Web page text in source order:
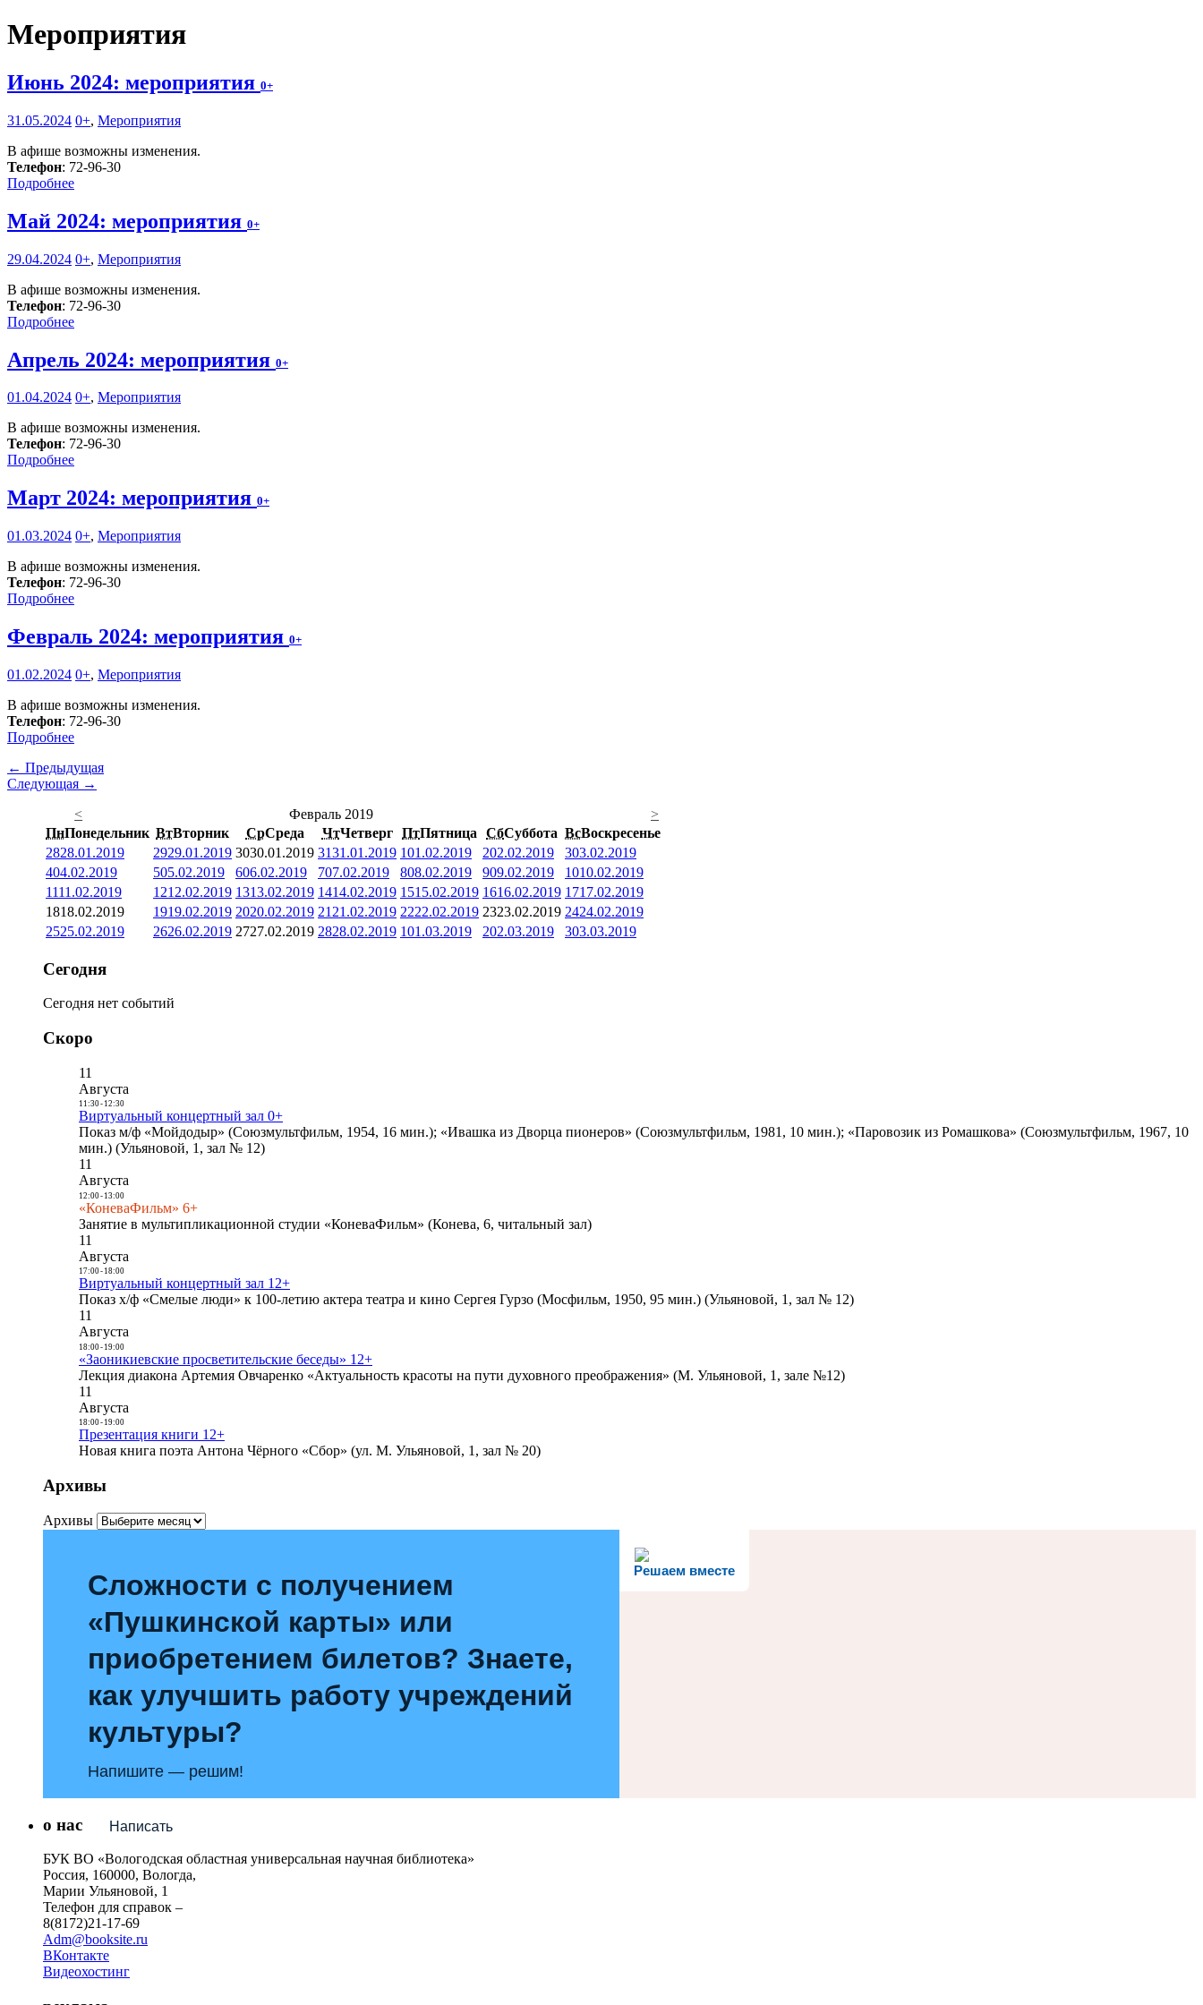
Мероприятия
Июнь 2024: мероприятия 0+
31.05.2024 0+, Мероприятия
В афише возможны изменения.
Телефон: 72-96-30
Подробнее
Май 2024: мероприятия 0+
29.04.2024 0+, Мероприятия
В афише возможны изменения.
Телефон: 72-96-30
Подробнее
Апрель 2024: мероприятия 0+
01.04.2024 0+, Мероприятия
В афише возможны изменения.
Телефон: 72-96-30
Подробнее
Март 2024: мероприятия 0+
01.03.2024 0+, Мероприятия
В афише возможны изменения.
Телефон: 72-96-30
Подробнее
Февраль 2024: мероприятия 0+
01.02.2024 0+, Мероприятия
В афише возможны изменения.
Телефон: 72-96-30
Подробнее
← Предыдущая
Следующая →
<
Февраль 2019
>
ПнПонедельник ВтВторник СрСреда ЧтЧетверг ПтПятница СбСуббота ВсВоскресенье
2828.01.2019 2929.01.2019 3030.01.2019 3131.01.2019 101.02.2019 202.02.2019 303.02.2019
404.02.2019 505.02.2019 606.02.2019 707.02.2019 808.02.2019 909.02.2019 1010.02.2019
1111.02.2019 1212.02.2019 1313.02.2019 1414.02.2019 1515.02.2019 1616.02.2019 1717.02.2019
1818.02.2019 1919.02.2019 2020.02.2019 21 21.02.2019 2222.02.2019 2323.02.2019 2424.02.2019
2525.02.2019 2626.02.2019 2727.02.2019 2828.02.2019 101.03.2019 202.03.2019 303.03.2019
Сегодня
Сегодня нет событий
Скоро
11
Августа
11:30- 12:30
Виртуальный концертный зал 0+
Показ м/ф «Мойдодыр» (Союзмультфильм, 1954, 16 мин.); «Ивашка из Дворца пионеров» (Союзмультфильм, 1981, 10 мин.); «Паровозик из Ромашкова» (Союзмультфильм, 1967, 10
мин.) (Ульяновой, 1, зал № 12)
11
Августа
12:00- 13:00
«КоневаФильм» 6+
Занятие в мультипликационной студии «КоневаФильм» (Конева, 6, читальный зал)
11
Августа
17:00- 18:00
Виртуальный концертный зал 12+
Показ х/ф «Смелые люди» к 100-летию актера театра и кино Сергея Гурзо (Мосфильм, 1950, 95 мин.) (Ульяновой, 1, зал № 12)
11
Августа
18:00- 19:00
«Заоникиевские просветительские беседы» 12+
Лекция диакона Артемия Овчаренко «Актуальность красоты на пути духовного преображения» (М. Ульяновой, 1, зале №12)
11
Августа
18:00- 19:00
Презентация книги 12+
Новая книга поэта Антона Чёрного «Сбор» (ул. М. Ульяновой, 1, зал № 20)
Архивы
Архивы
Решаем вместе
Сложности с получением
«Пушкинской карты» или
приобретением билетов? Знаете,
как улучшить работу учреждений
культуры?
Напишите — решим!
Написать
о нас
БУК ВО «Вологодская областная универсальная научная библиотека»
Россия, 160000, Вологда,
Марии Ульяновой, 1
Телефон для справок –
8(8172)21-17-69
Adm@booksite.ru
ВКонтакте
Видеохостинг